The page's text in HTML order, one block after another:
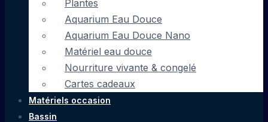
Plantes
Aquarium Eau Douce
Aquarium Eau Douce Nano
Matériel eau douce
Nourriture vivante & congelé
Cartes cadeaux
Matériels occasion
Bassin